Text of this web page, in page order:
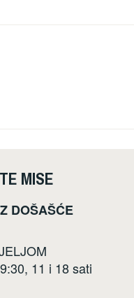
MISE
DOŠAŠĆE
11 i 18 sati